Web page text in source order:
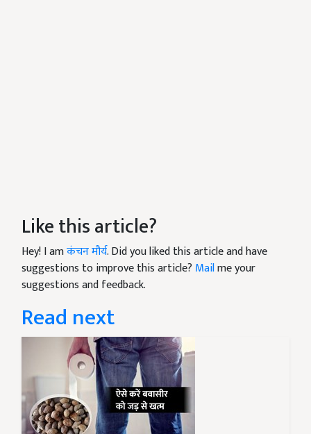
Like this article?
Hey! I amकंचन मौर्य. Did you liked this article and have
suggestions to improve this article? Mailme your
suggestions and feedback.
Read next